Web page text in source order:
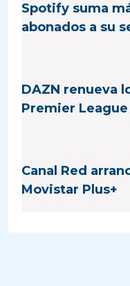
Spotify suma
abonados a su
DAZN renueva
Premier League
Canal Red
Movistar Plus+